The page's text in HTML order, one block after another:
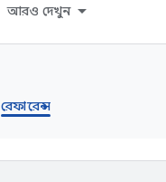
আরও দেখুন
রেফারেন্স